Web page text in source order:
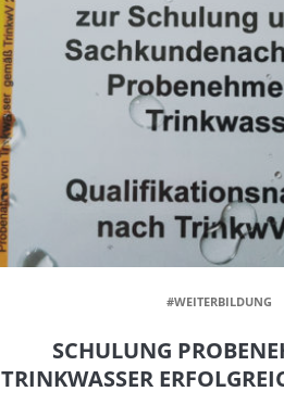
#WEITERBILDUNG
SCHULUNG
TRINKWASSER